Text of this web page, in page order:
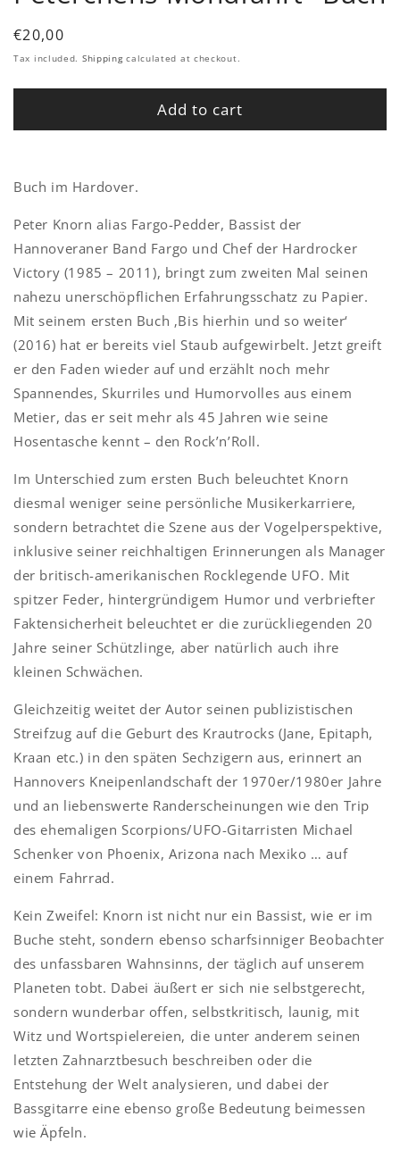
Regular
price
€20,00
Tax included. Shippingcalculated at checkout.
Add to cart
Buch im Hardover.
Peter Knorn alias Fargo-Pedder, Bassist der
Hannoveraner Band Fargo und Chef der Hardrocker
Victory (1985 – 2011), bringt zum zweiten Mal seinen
nahezu unerschöpflichen Erfahrungsschatz zu Papier.
Mit seinem ersten Buch ‚Bis hierhin und so weiter‘
(2016) hat er bereits viel Staub aufgewirbelt. Jetzt greift
er den Faden wieder auf und erzählt noch mehr
Spannendes, Skurriles und Humorvolles aus einem
Metier, das er seit mehr als 45 Jahren wie seine
Hosentasche kennt – den Rock’n’Roll.
Im Unterschied zum ersten Buch beleuchtet Knorn
diesmal weniger seine persönliche Musikerkarriere,
sondern betrachtet die Szene aus der Vogelperspektive,
inklusive seiner reichhaltigen Erinnerungen als Manager
der britisch-amerikanischen Rocklegende UFO. Mit
spitzer Feder, hintergründigem Humor und verbriefter
Faktensicherheit beleuchtet er die zurückliegenden 20
Jahre seiner Schützlinge, aber natürlich auch ihre
kleinen Schwächen.
Gleichzeitig weitet der Autor seinen publizistischen
Streifzug auf die Geburt des Krautrocks (Jane, Epitaph,
Kraan etc.) in den späten Sechzigern aus, erinnert an
Hannovers Kneipenlandschaft der 1970er/1980er Jahre
und an liebenswerte Randerscheinungen wie den Trip
des ehemaligen Scorpions/UFO-Gitarristen Michael
Schenker von Phoenix, Arizona nach Mexiko … auf
einem Fahrrad.
Kein Zweifel: Knorn ist nicht nur ein Bassist, wie er im
Buche steht, sondern ebenso scharfsinniger Beobachter
des unfassbaren Wahnsinns, der täglich auf unserem
Planeten tobt. Dabei äußert er sich nie selbstgerecht,
sondern wunderbar offen, selbstkritisch, launig, mit
Witz und Wortspielereien, die unter anderem seinen
letzten Zahnarztbesuch beschreiben oder die
Entstehung der Welt analysieren, und dabei der
Bassgitarre eine ebenso große Bedeutung beimessen
wie Äpfeln.